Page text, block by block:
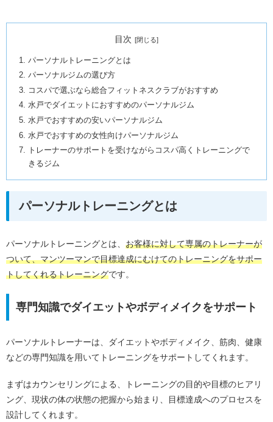
目次
パーソナルトレーニングとは
パーソナルジムの選び方
コスパで選ぶなら総合フィットネスクラブがおすすめ
水戸でダイエットにおすすめのパーソナルジム
水戸でおすすめの安いパーソナルジム
水戸でおすすめの女性向けパーソナルジム
トレーナーのサポートを受けながらコスパ高くトレーニングで
きるジム
パーソナルトレーニングとは
パーソナルトレーニングとは、 お客様に対して専属のトレーナーが
ついて、マンツーマンで目標達成にむけてのトレーニングをサポー
トしてくれるトレーニングです。
専門知識でダイエットやボディメイクをサポート
パーソナルトレーナーは、ダイエットやボディメイク、筋肉、健康
などの専門知識を用いてトレーニングをサポートしてくれます。
まずはカウンセリングによる、トレーニングの目的や目標のヒアリ
ング、現状の体の状態の把握から始まり、目標達成へのプロセスを
設計してくれます。